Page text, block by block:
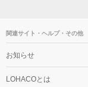
関連サイト・ヘルプ・その他
お知らせ
LOHACOとは